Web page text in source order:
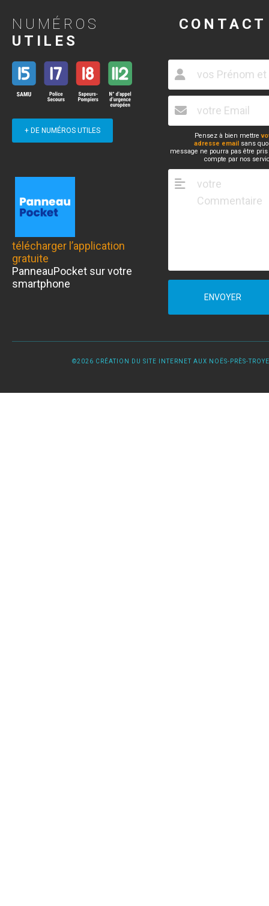
NUMÉROS
UTILES
+ DE NUMÉROS UTILES
télécharger l’application
gratuite
PanneauPocket sur votre
smartphone
CONTACT
Pensez à bien mettre
adresse email sans
message ne pourra pas être
compte par nos
ENVOYER
©2026 CRÉATION DU SITE INTERNET AUX NOËS-PRÈS-